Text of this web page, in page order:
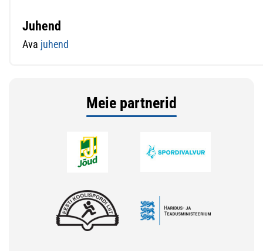
Juhend
Ava juhend
Meie partnerid